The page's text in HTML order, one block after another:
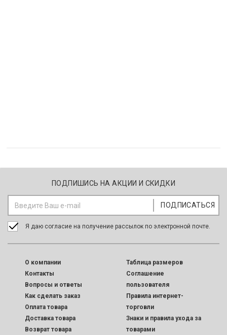
ПОДПИШИСЬ НА АКЦИИ И СКИДКИ
Я даю согласие на получение рассылок по электронной почте.
O компании
Контакты
Вопросы и ответы
Как сделать заказ
Оплата товара
Доставка товара
Возврат товара
Таблица размеров
Соглашение
пользователя
Правила интернет-
торговли
Знаки и правила ухода за
товарами